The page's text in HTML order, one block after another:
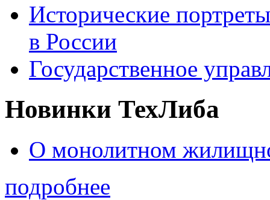
Исторические
в России
Государственное
Новинки ТехЛиба
О монолитном
подробнее